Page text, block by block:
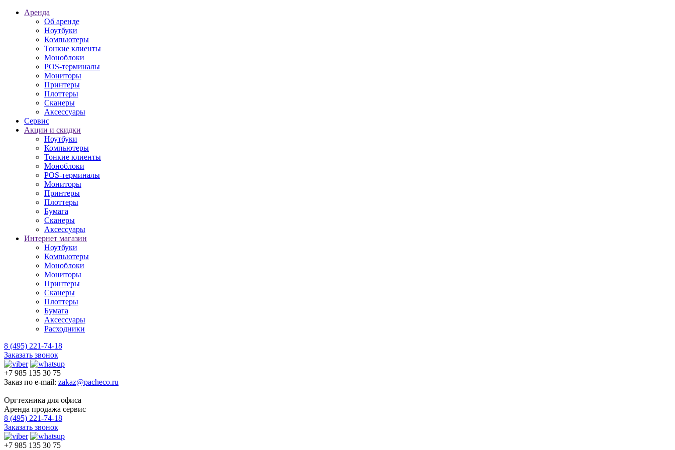
Аренда
Об аренде
Ноутбуки
Компьютеры
Тонкие клиенты
Моноблоки
POS-терминалы
Мониторы
Принтеры
Плоттеры
Сканеры
Аксессуары
Сервис
Акции и скидки
Ноутбуки
Компьютеры
Тонкие клиенты
Моноблоки
POS-терминалы
Мониторы
Принтеры
Плоттеры
Бумага
Сканеры
Аксессуары
Интернет магазин
Ноутбуки
Компьютеры
Моноблоки
Мониторы
Принтеры
Сканеры
Плоттеры
Бумага
Аксессуары
Расходники
8 (495) 221-74-18
Заказать звонок
+7 985 135 30 75
Заказ по e-mail: zakaz@pacheco.ru
Оргтехника для офиса
Аренда продажа сервис
8 (495) 221-74-18
Заказать звонок
+7 985 135 30 75